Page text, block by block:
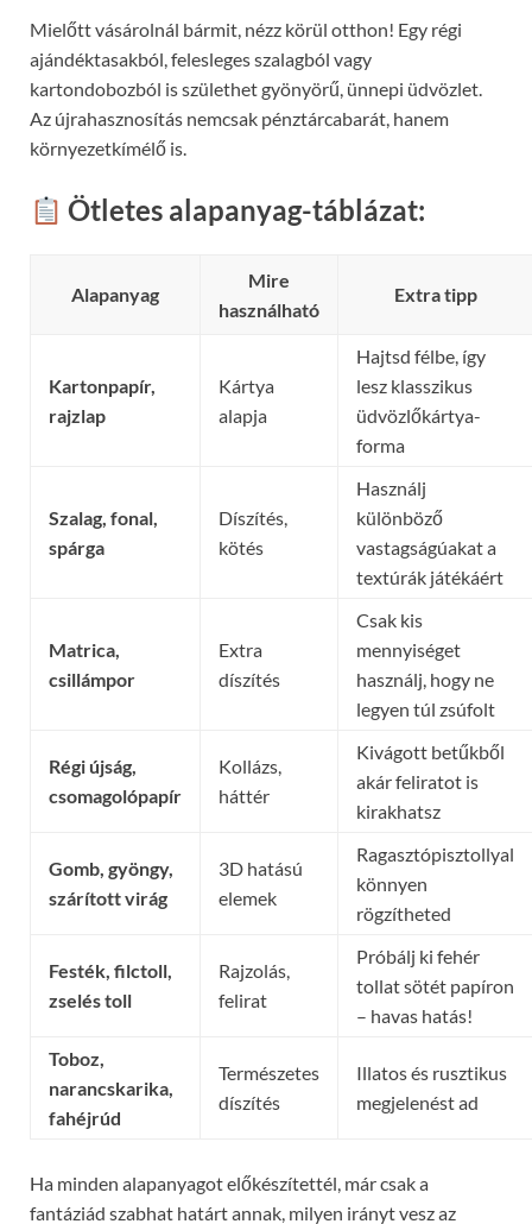
Mielőtt vásárolnál bármit, nézz körül otthon! Egy régi
ajándéktasakból, felesleges szalagból vagy
kartondobozból is születhet gyönyörű, ünnepi üdvözlet.
Az újrahasznosítás nemcsak pénztárcabarát, hanem
környezetkímélő is.
Ötletes alapanyag-táblázat:
Alapanyag
Mire
használható
Extra tipp
Kartonpapír,
rajzlap
Kártya
alapja
Hajtsd félbe, így
lesz klasszikus
üdvözlőkártya-
forma
Szalag, fonal,
spárga
Díszítés,
kötés
Használj
különböző
vastagságúakat a
textúrák játékáért
Matrica,
csillámpor
Extra
díszítés
Csak kis
mennyiséget
használj, hogy ne
legyen túl zsúfolt
Régi újság,
csomagolópapír
Kollázs,
háttér
Kivágott betűkből
akár feliratot is
kirakhatsz
Gomb, gyöngy,
szárított virág
3D hatású
elemek
Ragasztópisztollyal
könnyen
rögzítheted
Festék, filctoll,
zselés toll
Rajzolás,
felirat
Próbálj ki fehér
tollat sötét papíron
– havas hatás!
Toboz,
narancskarika,
fahéjrúd
Természetes
díszítés
Illatos és rusztikus
megjelenést ad
Ha minden alapanyagot előkészítettél, már csak a
fantáziád szabhat határt annak, milyen irányt vesz az